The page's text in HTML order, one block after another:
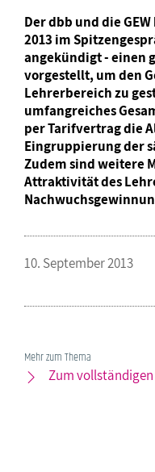
Der dbb und die
2013 im
angekündigt - einen
vorgestellt, um den
Lehrerbereich zu
umfangreiches
per Tarifvertrag die
Eingruppierung der
Zudem sind weitere
Attraktivität des
10. September 2013
Mehr zum Thema
Zum vollständigen